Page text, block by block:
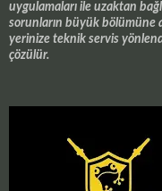
uygulamaları ile uzaktan
sorunların büyük bölümüne
yerinize teknik servis
çözülür.